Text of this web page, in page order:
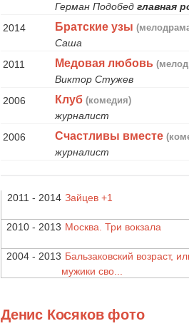
Герман Подобед главная
2014
Братские узы
Саша
2011
Медовая любовь
Виктор Стужев
2006
Клуб (комедия)
журналист
2006
Счастливы вместе
журналист
2011 - 2014 Зайцев +1
2010 - 2013 Москва. Три вокзала
2004 - 2013 Бальзаковский возраст,
мужики сво...
Денис Косяков фото